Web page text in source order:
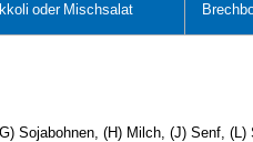
oder Mischsalat
Sojabohnen, (H) Milch, (J) Senf,